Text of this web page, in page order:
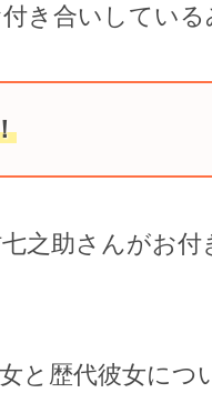
き合いしている
之助さんがお
と歴代彼女につ